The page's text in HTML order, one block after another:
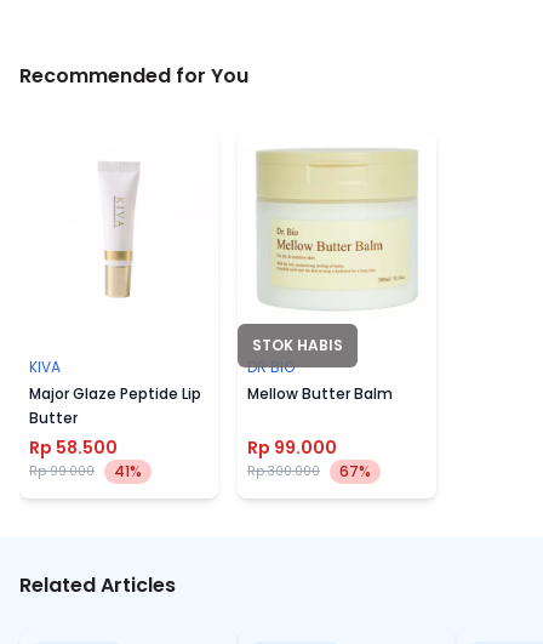
Recommended for You
KIVA
Major Glaze Peptide Lip
Butter
Rp 58.500
Rp 99.000 41%
STOK HABIS
DR BIO
Mellow Butter Balm
Rp 99.000
Rp 300.000 67%
Related Articles